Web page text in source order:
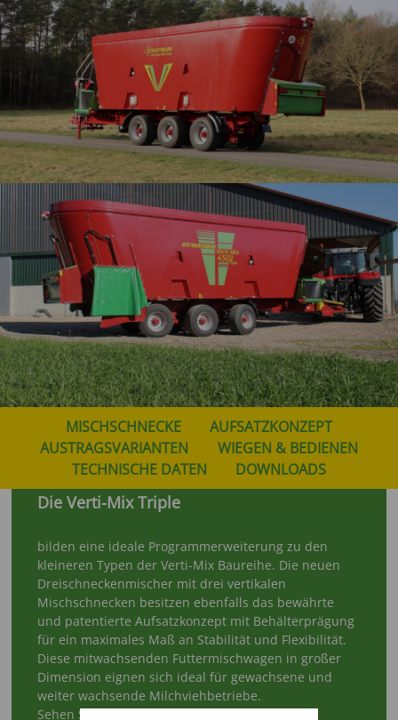
MISCHSCHNECKE
AUFSATZKONZEPT
AUSTRAGSVARIANTEN
WIEGEN & BEDIENEN
TECHNISCHE DATEN
DOWNLOADS
Die Verti-Mix Triple
bilden eine ideale Programmerweiterung zu den
kleineren Typen der Verti-Mix Baureihe. Die neuen
Dreischneckenmischer mit drei vertikalen
Mischschnecken besitzen ebenfalls das bewährte
und patentierte Aufsatzkonzept mit Behälterprägung
für ein maximales Maß an Stabilität und Flexibilität.
Diese mitwachsenden Futtermischwagen in großer
Dimension eignen sich ideal für gewachsene und
weiter wachsende Milchviehbetriebe.
Sehen Sie hier den Verti-mix Triple im Einsatz!